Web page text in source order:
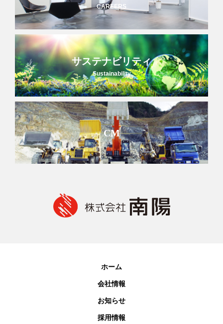
CAREERS
サステナビリティ
Sustainability
CM
ホーム
会社情報
お知らせ
採用情報